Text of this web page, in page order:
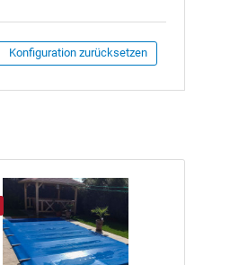
werden. Mit
abrundend
Konfiguration zurücksetzen